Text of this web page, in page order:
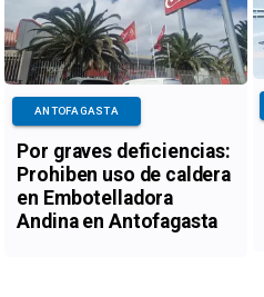
Por graves deficiencias:
Prohiben uso de caldera
en Embotelladora
Andina en Antofagasta
ANTOFAGASTA